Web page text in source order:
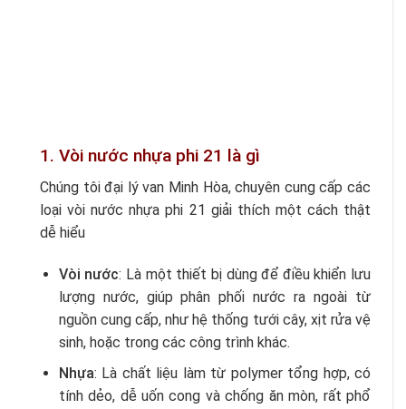
1. Vòi nước nhựa phi 21 là gì
Chúng tôi đại lý van Minh Hòa, chuyên cung cấp các
loại vòi nước nhựa phi 21 giải thích một cách thật
dễ hiểu
Vòi nước: Là một thiết bị dùng để điều khiển lưu
lượng nước, giúp phân phối nước ra ngoài từ
nguồn cung cấp, như hệ thống tưới cây, xịt rửa vệ
sinh, hoặc trong các công trình khác.
Nhựa: Là chất liệu làm từ polymer tổng hợp, có
tính dẻo, dễ uốn cong và chống ăn mòn, rất phổ